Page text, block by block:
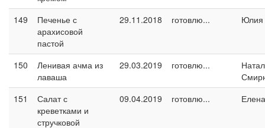
149
Печенье с
арахисовой
пастой
29.11.2018 готовлю... Юлия
150
Ленивая ачма из
лаваша
29.03.2019 готовлю...
151
Салат с
креветками и
стручковой
09.04.2019 готовлю...